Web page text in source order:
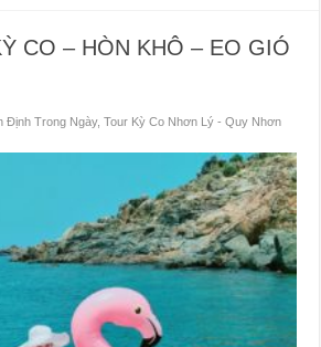
CO – HÒN KHÔ – EO GIÓ
Định Trong Ngày,Tour Kỳ Co Nhơn Lý - Quy Nhơn